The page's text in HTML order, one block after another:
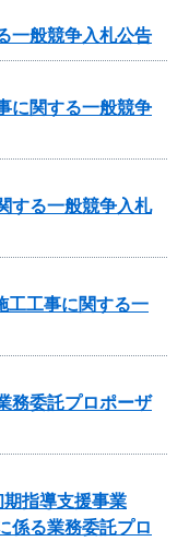
一般競争入札公告
に関する一般競争
する一般競争入札
工工事に関する一
務委託プロポーザ
期指導支援事業
係る業務委託プロ